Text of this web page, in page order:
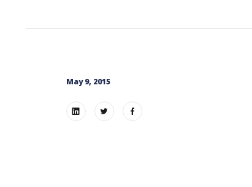
May 9, 2015